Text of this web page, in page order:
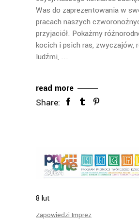
Was do zaprezentowania w
pracach naszych
przyjaciół. Pokażmy
kocich i psich ras, zwyczajów,
ludźmi,
read more
Share:
8 lut
Zapowiedzi Imprez